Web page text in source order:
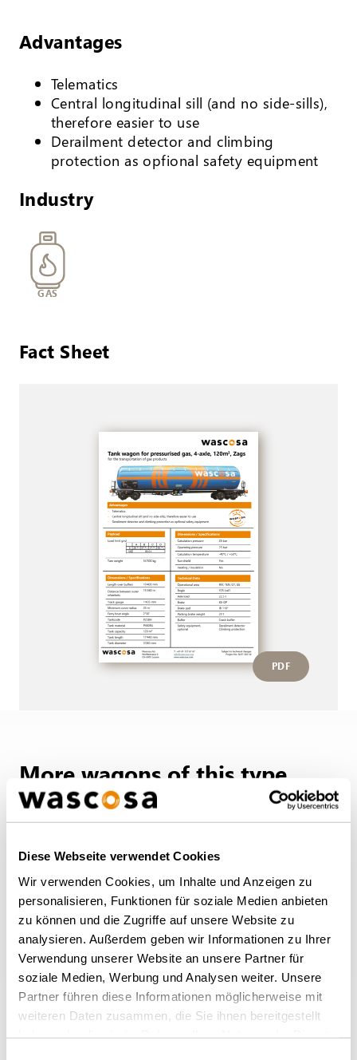
Diese Webseite verwendet Cookies
Wir verwenden Cookies, um Inhalte und Anzeigen zu
personalisieren, Funktionen für soziale Medien anbieten
zu können und die Zugriffe auf unsere Website zu
analysieren. Außerdem geben wir Informationen zu Ihrer
Verwendung unserer Website an unsere Partner für
soziale Medien, Werbung und Analysen weiter. Unsere
Partner führen diese Informationen möglicherweise mit
weiteren Daten zusammen, die Sie ihnen bereitgestellt
Advantages
Telematics
Central longitudinal sill (and no side-sills),
therefore easier to use
Derailment detector and climbing
protection as opfional safety equipment
Industry
GAS
Fact Sheet
PDF
More wagons of this type
BACK TO OVERVIEW
Tank wagon for pressurised gas Zagns